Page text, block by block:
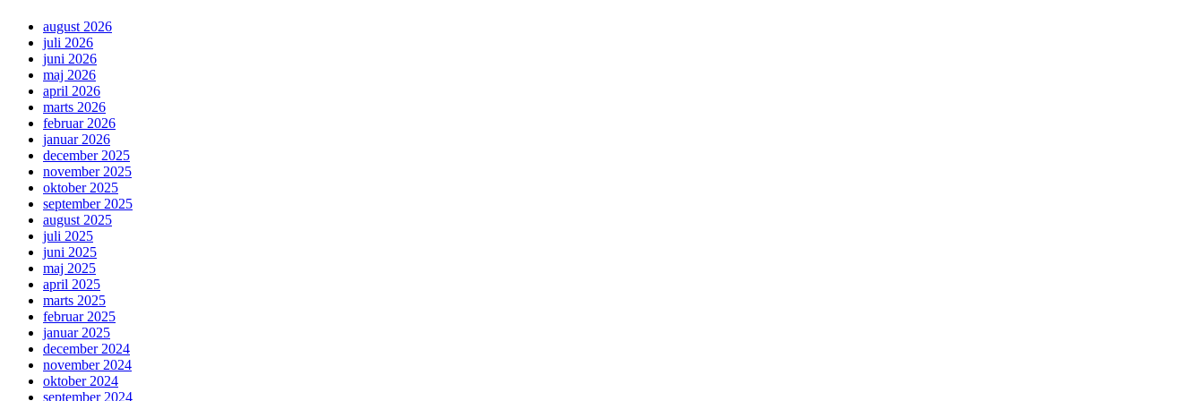
august 2026
juli 2026
juni 2026
maj 2026
april 2026
marts 2026
februar 2026
januar 2026
december 2025
november 2025
oktober 2025
september 2025
august 2025
juli 2025
juni 2025
maj 2025
april 2025
marts 2025
februar 2025
januar 2025
december 2024
november 2024
oktober 2024
september 2024